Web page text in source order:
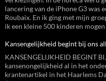
lancering van de iPhone G3 was
Roubaix. En ik ging met mijn
ik een kleine 500 kinderen
Kansengelijkheid begint bij ons
KANSENGELIJKHEID BEGINT
kansenongelijkheid al in het
krantenartikel in het Haarlems